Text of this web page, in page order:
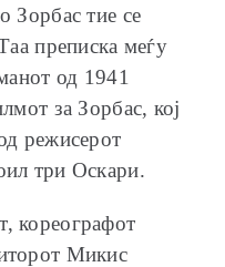
Зорбас тие се
преписка меѓу
од 1941
за Зорбас, кој
режисерот
три Оскари.
кореографот
Микис